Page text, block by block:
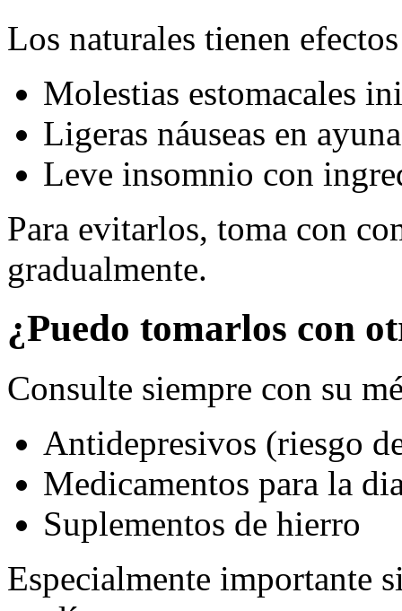
Los naturales tienen
Molestias estomacales
Ligeras náuseas en
Leve insomnio con
Para evitarlos, toma con
gradualmente.
¿Puedo tomarlos con
Consulte siempre con su
Antidepresivos (riesgo
Medicamentos para la
Suplementos de hierro
Especialmente importante